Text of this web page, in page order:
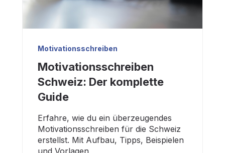
Motivationsschreiben
Motivationsschreiben
Schweiz: Der komplette
Guide
Erfahre, wie du ein überzeugendes
Motivationsschreiben für die Schweiz
erstellst. Mit Aufbau, Tipps, Beispielen
und Vorlagen